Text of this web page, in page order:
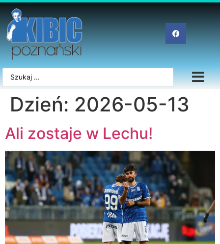
Dzień: 2026-05-13
Ali zostaje w Lechu!